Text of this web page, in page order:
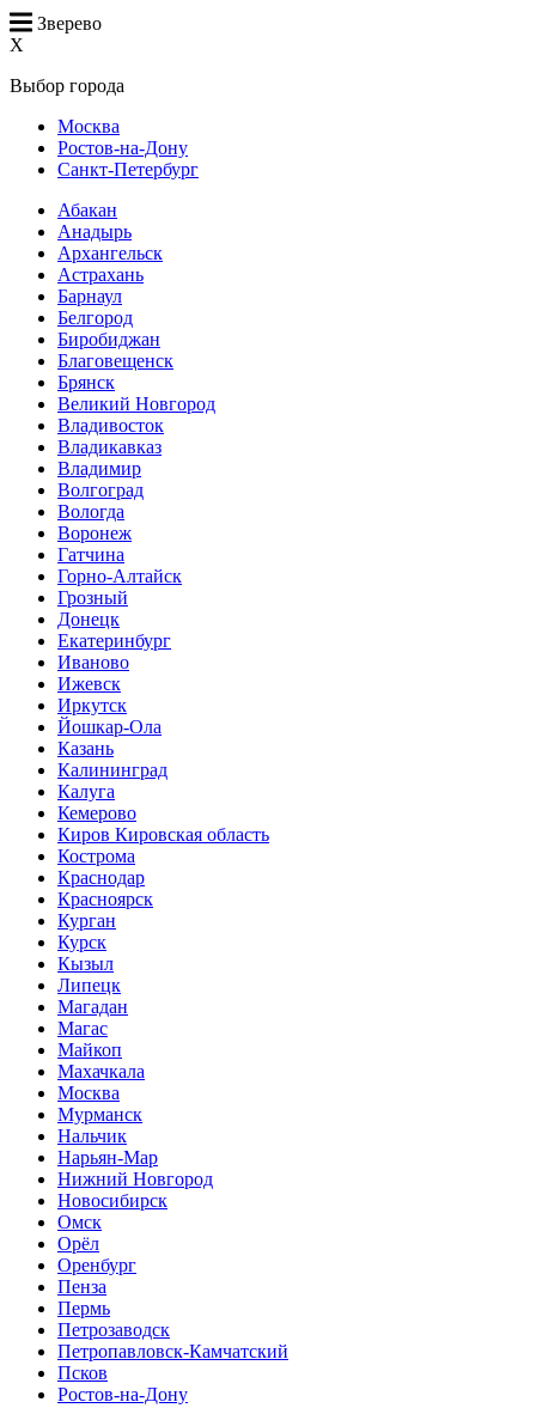
Зверево
X
Выбор города
Москва
Ростов-на-Дону
Санкт-Петербург
Абакан
Анадырь
Архангельск
Астрахань
Барнаул
Белгород
Биробиджан
Благовещенск
Брянск
Великий Новгород
Владивосток
Владикавказ
Владимир
Волгоград
Вологда
Воронеж
Гатчина
Горно-Алтайск
Грозный
Донецк
Екатеринбург
Иваново
Ижевск
Иркутск
Йошкар-Ола
Казань
Калининград
Калуга
Кемерово
Киров Кировская область
Кострома
Краснодар
Красноярск
Курган
Курск
Кызыл
Липецк
Магадан
Магас
Майкоп
Махачкала
Москва
Мурманск
Нальчик
Нарьян-Мар
Нижний Новгород
Новосибирск
Омск
Орёл
Оренбург
Пенза
Пермь
Петрозаводск
Петропавловск-Камчатский
Псков
Ростов-на-Дону